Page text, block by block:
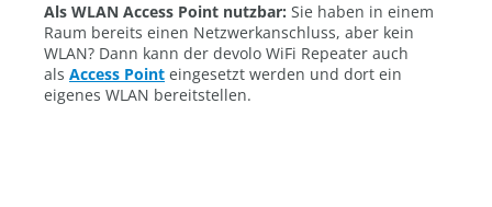
Als WLAN Access Point nutzbar: Sie haben in einem
Raum bereits einen Netzwerkanschluss, aber kein
WLAN? Dann kann der devolo WiFi Repeater auch
als Access Point eingesetzt werden und dort ein
eigenes WLAN bereitstellen.